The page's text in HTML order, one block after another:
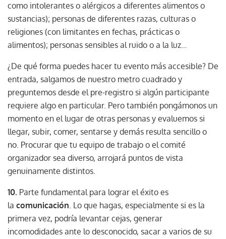
como intolerantes o alérgicos a diferentes alimentos o
sustancias); personas de diferentes razas, culturas o
religiones (con limitantes en fechas, prácticas o
alimentos); personas sensibles al ruido o a la luz…
¿De qué forma puedes hacer tu evento más accesible? De
entrada, salgamos de nuestro metro cuadrado y
preguntemos desde el pre-registro si algún participante
requiere algo en particular. Pero también pongámonos un
momento en el lugar de otras personas y evaluemos si
llegar, subir, comer, sentarse y demás resulta sencillo o
no. Procurar que tu equipo de trabajo o el comité
organizador sea diverso, arrojará puntos de vista
genuinamente distintos.
10. Parte fundamental para lograr el éxito es
la comunicación. Lo que hagas, especialmente si es la
primera vez, podría levantar cejas, generar
incomodidades ante lo desconocido, sacar a varios de su